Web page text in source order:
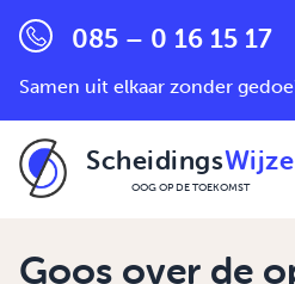
085 – 0 16 15 17
Samen uit elkaar zonder
ScheidingsWijze
OOG OP DE TOEKOMST
Goos over de